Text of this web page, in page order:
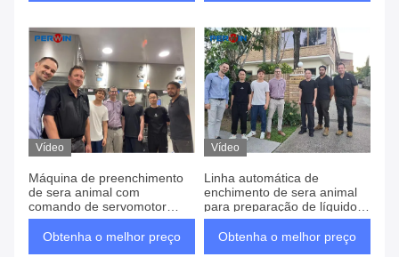
Vídeo
Máquina de preenchimento
de sera animal com
comando de servomotor
para a pressão de
preenchimento 0-0,3Mpa
Obtenha o melhor preço
Vídeo
Linha automática de
enchimento de sera animal
para preparação de líquidos
e tampões de espuma
Obtenha o melhor preço